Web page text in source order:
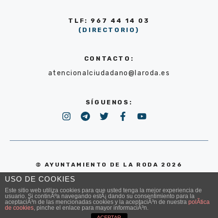
TLF: 967 44 14 03
(DIRECTORIO)
CONTACTO:
atencionalciudadano@laroda.es
SÍGUENOS:
© AYUNTAMIENTO DE LA RODA 2026
POLÍTICA DE PRIVACIDAD
USO DE COOKIES
Este sitio web utiliza cookies para que usted tenga la mejor experiencia de
usuario. Si continÃºa navegando estÃ¡ dando su consentimiento para la
aceptaciÃ³n de las mencionadas cookies y la aceptaciÃ³n de nuestra polÃ­tica
de cookies, pinche el enlace para mayor informaciÃ³n.